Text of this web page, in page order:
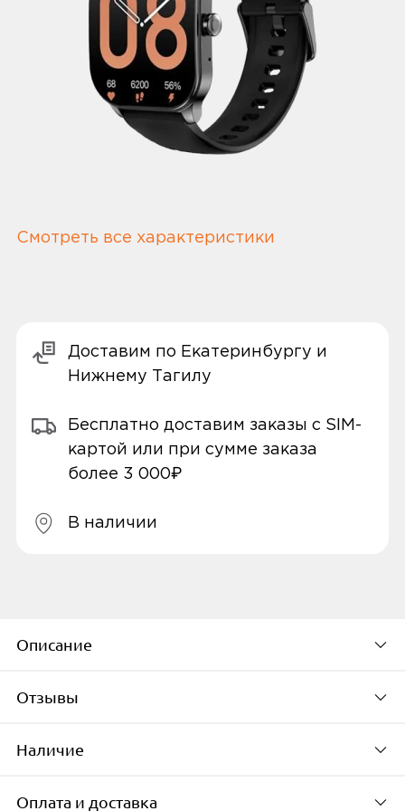
Смотреть все характеристики
Доставим по Екатеринбургу и
Нижнему Тагилу
Бесплатно доставим заказы с SIM-
картой или при сумме заказа
более 3 000₽
В наличии
Описание
Ключевые особенности AMAZFIT POP
Отзывы
Будьте первым, кто
оставит свой отзыв
Наличие
Оплата и доставка